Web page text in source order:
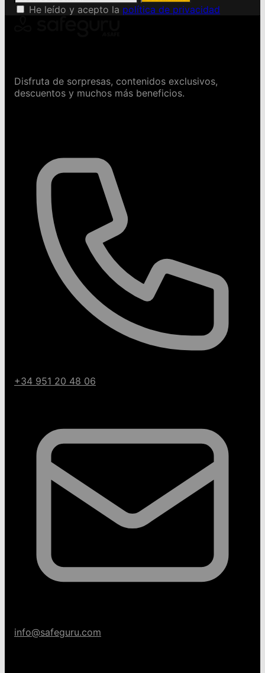
He leído y acepto la política de privacidad
Disfruta de sorpresas, contenidos exclusivos,
descuentos y muchos más beneficios.
+34 951 20 48 06
info@safeguru.com